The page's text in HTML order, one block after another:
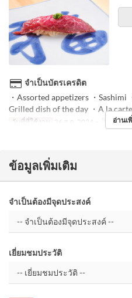
จำเป็นบัตรเครดิต
・Assorted appetizers ・Sashimi
Grilled dish of the day ・A la
วันที่ที่ใช้งาน 26 ส.ค. 2024 ~ มื้ออาหา
อ่านเ
ข้อมูลเพิ่มเติม
จำเป็นต้องมีจุดประสงค์
เยี่ยมชมประวัติ